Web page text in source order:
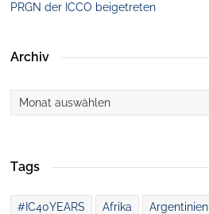
PRGN der ICCO beigetreten
Archiv
Archiv
Tags
#IC40YEARS Afrika Argentinien